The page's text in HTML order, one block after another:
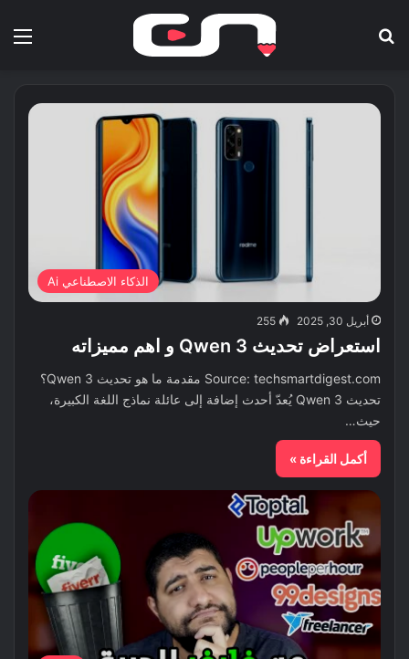
الذكاء الاصطناعي Ai
أبريل 30, 2025 255
استعراض تحديث Qwen 3 و اهم مميزاته
Source: techsmartdigest.com مقدمة ما هو تحديث Qwen 3؟
تحديث Qwen 3 يُعدّ أحدث إضافة إلى عائلة نماذج اللغة الكبيرة،
حيث…
أكمل القراءة »